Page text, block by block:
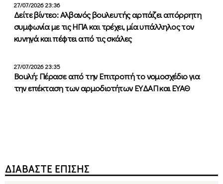
27/07/2026 23:36
Δείτε βίντεο: Αλβανός βουλευτής αρπάζει απόρρητη
συμφωνία με τις ΗΠΑ και τρέχει, μία υπάλληλος τον
κυνηγά και πέφτει από τις σκάλες
27/07/2026 23:35
Βουλή: Πέρασε από την Επιτροπή το νομοσχέδιο για
την επέκταση των αρμοδιοτήτων ΕΥΔΑΠ και ΕΥΑΘ
ΔΙΑΒΑΣΤΕ ΕΠΙΣΗΣ